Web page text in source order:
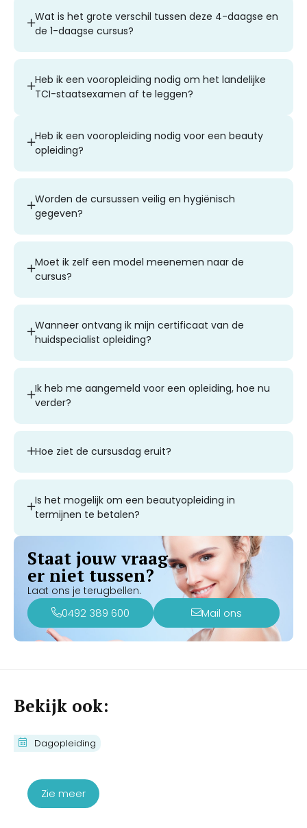
Wat is het grote verschil tussen deze 4-daagse en
de 1-daagse cursus?
Heb ik een vooropleiding nodig om het landelijke
TCI-staatsexamen af te leggen?
Heb ik een vooropleiding nodig voor een beauty
opleiding?
Worden de cursussen veilig en hygiënisch
gegeven?
Moet ik zelf een model meenemen naar de
cursus?
Wanneer ontvang ik mijn certificaat van de
huidspecialist opleiding?
Ik heb me aangemeld voor een opleiding, hoe nu
verder?
Hoe ziet de cursusdag eruit?
Is het mogelijk om een beautyopleiding in
termijnen te betalen?
Staat jouw vraag
er niet tussen?
Laat ons je terugbellen.
0492 389 600 Mail ons
Bekijk ook:
Dagopleiding
Cursus Couperose Verwijderen met
de IPL
Zie meer